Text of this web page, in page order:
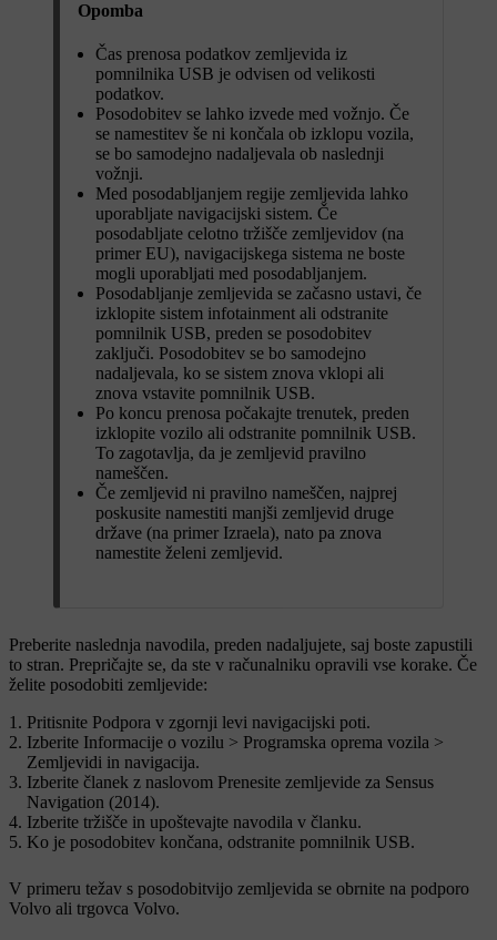
Opomba
Čas prenosa podatkov zemljevida iz
pomnilnika USB je odvisen od velikosti
podatkov.
Posodobitev se lahko izvede med vožnjo. Če
se namestitev še ni končala ob izklopu vozila,
se bo samodejno nadaljevala ob naslednji
vožnji.
Med posodabljanjem regije zemljevida lahko
uporabljate navigacijski sistem. Če
posodabljate celotno tržišče zemljevidov (na
primer EU), navigacijskega sistema ne boste
mogli uporabljati med posodabljanjem.
Posodabljanje zemljevida se začasno ustavi, če
izklopite sistem infotainment ali odstranite
pomnilnik USB, preden se posodobitev
zaključi. Posodobitev se bo samodejno
nadaljevala, ko se sistem znova vklopi ali
znova vstavite pomnilnik USB.
Po koncu prenosa počakajte trenutek, preden
izklopite vozilo ali odstranite pomnilnik USB.
To zagotavlja, da je zemljevid pravilno
nameščen.
Če zemljevid ni pravilno nameščen, najprej
poskusite namestiti manjši zemljevid druge
države (na primer Izraela), nato pa znova
namestite želeni zemljevid.
Preberite naslednja navodila, preden nadaljujete, saj boste zapustili
to stran. Prepričajte se, da ste v računalniku opravili vse korake. Če
želite posodobiti zemljevide:
Pritisnite Podpora v zgornji levi navigacijski poti.
Izberite Informacije o vozilu > Programska oprema vozila >
Zemljevidi in navigacija.
Izberite članek z naslovom Prenesite zemljevide za Sensus
Navigation (2014).
Izberite tržišče in upoštevajte navodila v članku.
Ko je posodobitev končana, odstranite pomnilnik USB.
V primeru težav s posodobitvijo zemljevida se obrnite na podporo
Volvo ali trgovca Volvo.